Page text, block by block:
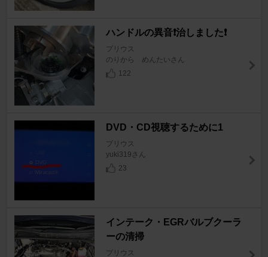
ハンドルの異音❗️治しました❗️
プリウス
のりから めんたいさん
122
DVD・CD視聴するために1
プリウス
yuki319さん
23
インテーク・EGRバルブクーラ
ーの清掃
プリウス